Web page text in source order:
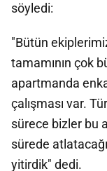
söyledi:
"Bütün
tamamının çok
apartmanda
çalışması var.
sürece bizler bu
sürede
yitirdik" dedi.